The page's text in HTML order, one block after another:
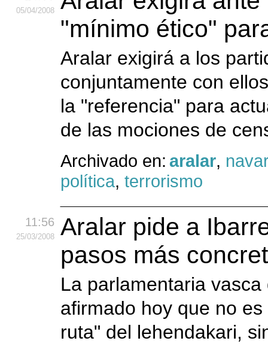
05/04/2008
"mínimo ético"
Aralar exigirá a los
conjuntamente con
la "referencia" para
de las mociones de
Archivado en: aralar,
política, terrorismo
11:56
25/03/2008
Aralar pide a
pasos más
La parlamentaria
afirmado hoy que no
ruta" del lehendakari,